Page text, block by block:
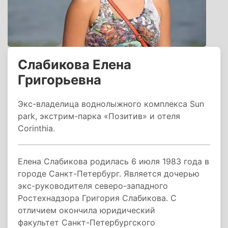
Слабикова Елена
Григорьевна
Экс-владелица воднолыжного комплекса Sun
park, экстрим-парка «Позитив» и отеля
Corinthia.
Елена Слабикова родилась 6 июля 1983 года в
городе Санкт-Петербург. Является дочерью
экс-руководителя северо-западного
Ростехнадзора Григория Слабикова. С
отличием окончила юридический
факультет Санкт-Петербургского